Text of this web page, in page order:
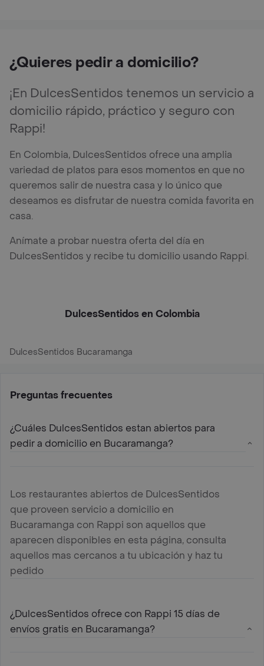
¿Quieres pedir a domicilio?
¡En DulcesSentidos tenemos un servicio a
domicilio rápido, práctico y seguro con
Rappi!
En Colombia, DulcesSentidos ofrece una amplia
variedad de platos para esos momentos en que no
queremos salir de nuestra casa y lo único que
deseamos es disfrutar de nuestra comida favorita en
casa.
Anímate a probar nuestra oferta del día en
DulcesSentidos y recibe tu domicilio usando Rappi.
DulcesSentidos en Colombia
DulcesSentidos Bucaramanga
Preguntas frecuentes
¿Cuáles DulcesSentidos estan abiertos para
pedir a domicilio en Bucaramanga?
Los restaurantes abiertos de DulcesSentidos
que proveen servicio a domicilio en
Bucaramanga con Rappi son aquellos que
aparecen disponibles en esta página, consulta
aquellos mas cercanos a tu ubicación y haz tu
pedido
¿DulcesSentidos ofrece con Rappi 15 días de
envíos gratis en Bucaramanga?